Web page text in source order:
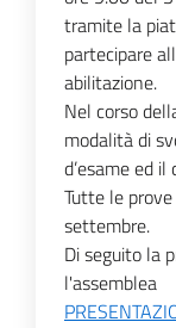
tramite la
partecipare
abilitazione.
Nel corso
modalità di
d’esame ed
Tutte le
settembre.
Di seguito la
l'assemblea